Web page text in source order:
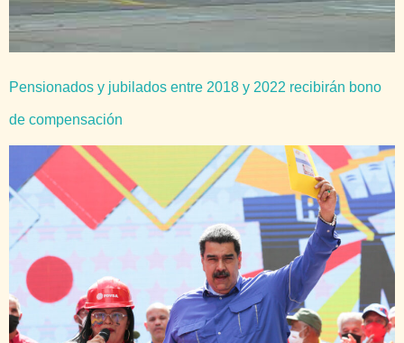
Pensionados y jubilados entre 2018 y 2022 recibirán bono
de compensación